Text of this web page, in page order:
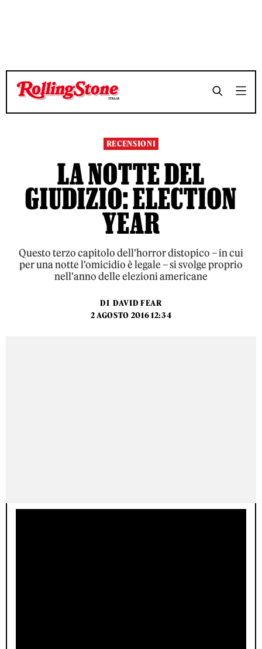
TEMPO DI LETTURA 8 MINUTI SHARE
TEMPO DI LETTURA 8 MINUTI SHARE
RECENSIONI
LA NOTTE DEL
GIUDIZIO: ELECTION
YEAR
Questo terzo capitolo dell'horror distopico – in cui
per una notte l'omicidio è legale – si svolge proprio
nell'anno delle elezioni americane
DI DAVID FEAR
2 AGOSTO 2016 12:34